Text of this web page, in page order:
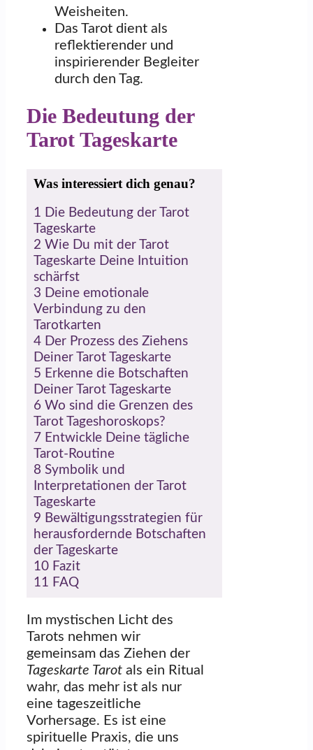
Weisheiten.
Das Tarot dient als
reflektierender und
inspirierender Begleiter
durch den Tag.
Die Bedeutung der
Tarot Tageskarte
Was interessiert dich genau?
1 Die Bedeutung der Tarot
Tageskarte
2 Wie Du mit der Tarot
Tageskarte Deine Intuition
schärfst
3 Deine emotionale
Verbindung zu den
Tarotkarten
4 Der Prozess des Ziehens
Deiner Tarot Tageskarte
5 Erkenne die Botschaften
Deiner Tarot Tageskarte
6 Wo sind die Grenzen des
Tarot Tageshoroskops?
7 Entwickle Deine tägliche
Tarot-Routine
8 Symbolik und
Interpretationen der Tarot
Tageskarte
9 Bewältigungsstrategien für
herausfordernde Botschaften
der Tageskarte
10 Fazit
11 FAQ
Im mystischen Licht des
Tarots nehmen wir
gemeinsam das Ziehen der
Tageskarte Tarot als ein Ritual
wahr, das mehr ist als nur
eine tageszeitliche
Vorhersage. Es ist eine
spirituelle Praxis, die uns